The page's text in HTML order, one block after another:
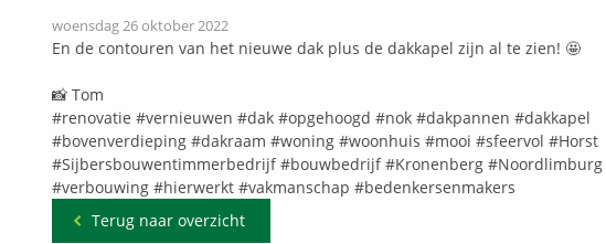
woensdag 26 oktober 2022
En de contouren van het nieuwe dak plus de dakkapel zijn al te zien! 🤩
📸 Tom
#renovatie #vernieuwen #dak #opgehoogd #nok #dakpannen #dakkapel
#bovenverdieping #dakraam #woning #woonhuis #mooi #sfeervol #Horst
#Sijbersbouwentimmerbedrijf #bouwbedrijf #Kronenberg #Noordlimburg
#verbouwing #hierwerkt #vakmanschap #bedenkersenmakers
Terug naar overzicht